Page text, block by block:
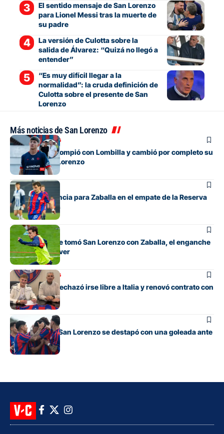
El sentido mensaje de San Lorenzo
para Lionel Messi tras la muerte de
su padre
La versión de Culotta sobre la
salida de Álvarez: “Quizá no llegó a
entender”
“Es muy difícil llegar a la
normalidad”: la cruda definición de
Culotta sobre el presente de San
Lorenzo
Más noticias de San Lorenzo
Mercado de pases
El juvenil que rompió con Lombilla y cambió por completo su
futuro en San Lorenzo
Juveniles
Debut y asistencia para Zaballa en el empate de la Reserva
contra Talleres
Fútbol
La decisión que tomó San Lorenzo con Zaballa, el enganche
que llegó de River
Mercado de pases
El juvenil que rechazó irse libre a Italia y renovó contrato con
San Lorenzo
Juveniles
La Reserva de San Lorenzo se destapó con una goleada ante
Banfield